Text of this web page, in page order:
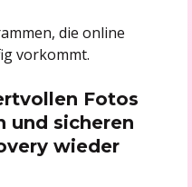
die online
vorkommt.
Fotos
und sicheren
wieder